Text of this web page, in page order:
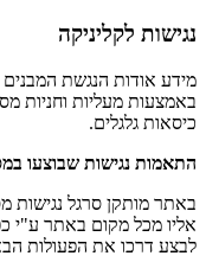
נגישות לקליניקה
מידע אודות הנגשת המבנים
באמצעות מעליות וחניות
כיסאות גלגלים.
התאמות נגישות שבוצעו
אליו מכל מקום באתר ע"י
לבצע דרכו את הפעולות